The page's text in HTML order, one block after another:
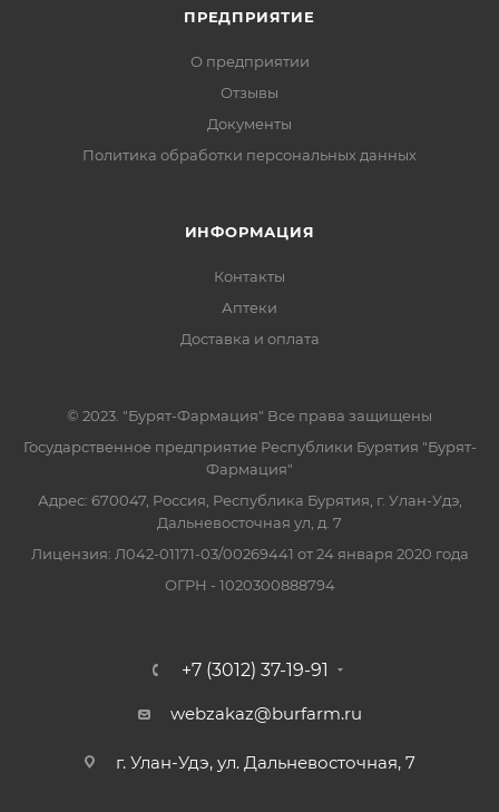
ПРЕДПРИЯТИЕ
О предприятии
Отзывы
Документы
Политика обработки персональных данных
ИНФОРМАЦИЯ
Контакты
Аптеки
Доставка и оплата
© 2023. "Бурят-Фармация" Все права защищены
Государственное предприятие Республики Бурятия "Бурят-
Фармация"
Адрес: 670047, Россия, Республика Бурятия, г. Улан-Удэ,
Дальневосточная ул, д. 7
Лицензия: Л042-01171-03/00269441 от 24 января 2020 года
ОГРН - 1020300888794
+7 (3012) 37-19-91
webzakaz@burfarm.ru
г. Улан-Удэ, ул. Дальневосточная, 7